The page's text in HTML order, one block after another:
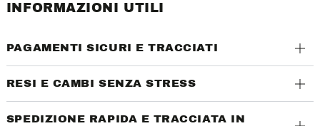
INFORMAZIONI UTILI
PAGAMENTI SICURI E TRACCIATI
RESI E CAMBI SENZA STRESS
SPEDIZIONE RAPIDA E TRACCIATA IN